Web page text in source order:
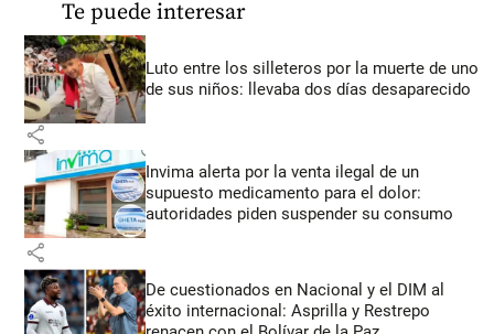
Te puede interesar
Luto entre los silleteros por la muerte de uno
de sus niños: llevaba dos días desaparecido
share
Invima alerta por la venta ilegal de un
supuesto medicamento para el dolor:
autoridades piden suspender su consumo
share
De cuestionados en Nacional y el DIM al
éxito internacional: Asprilla y Restrepo